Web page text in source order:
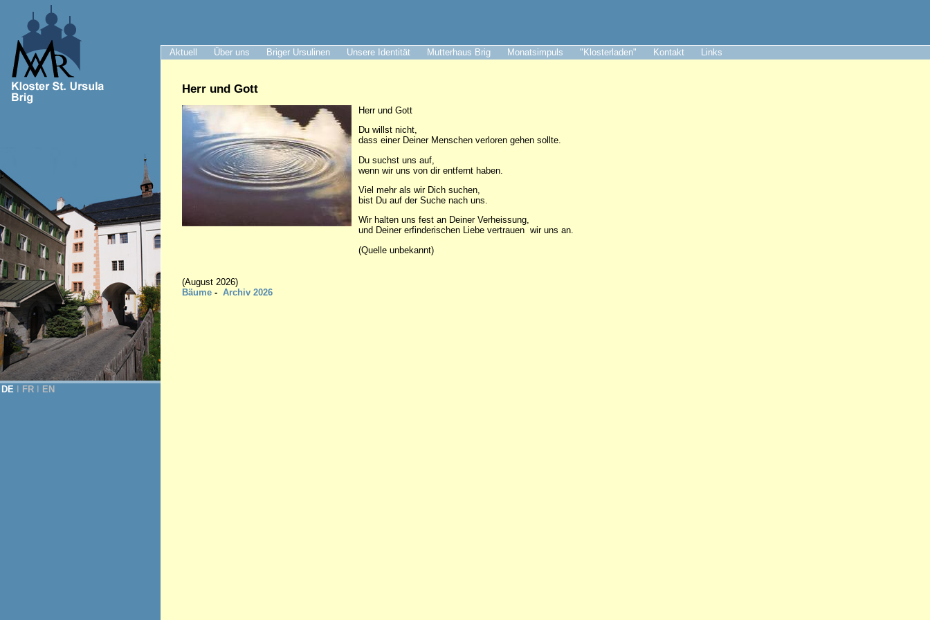
Aktuell Über uns Briger Ursulinen Unsere Identität Mutterhaus Brig Monatsimpuls "Klosterladen" Kontakt Links
DE FR EN
Herr und Gott
Herr und Gott
Du willst nicht,
dass einer Deiner Menschen verloren gehen sollte.
Du suchst uns auf,
wenn wir uns von dir entfernt haben.
Viel mehr als wir Dich suchen,
bist Du auf der Suche nach uns.
Wir halten uns fest an Deiner Verheissung,
und Deiner erfinderischen Liebe vertrauen wir uns an.
(Quelle unbekannt)
(August 2026)
Bäume - Archiv 2026